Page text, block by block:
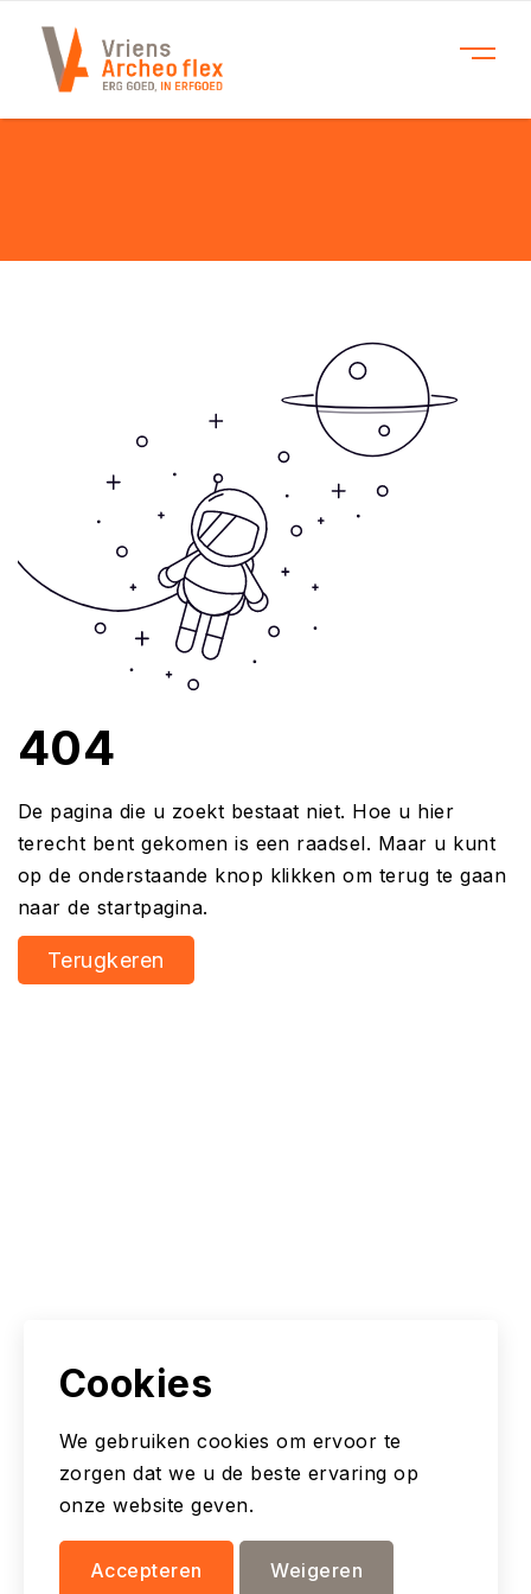
Cookies
We gebruiken cookies om ervoor te
zorgen dat we u de beste ervaring op
onze website geven.
Accepteren Weigeren
404
De pagina die u zoekt bestaat niet. Hoe u hier
terecht bent gekomen is een raadsel. Maar u kunt
op de onderstaande knop klikken om terug te gaan
naar de startpagina.
Terugkeren